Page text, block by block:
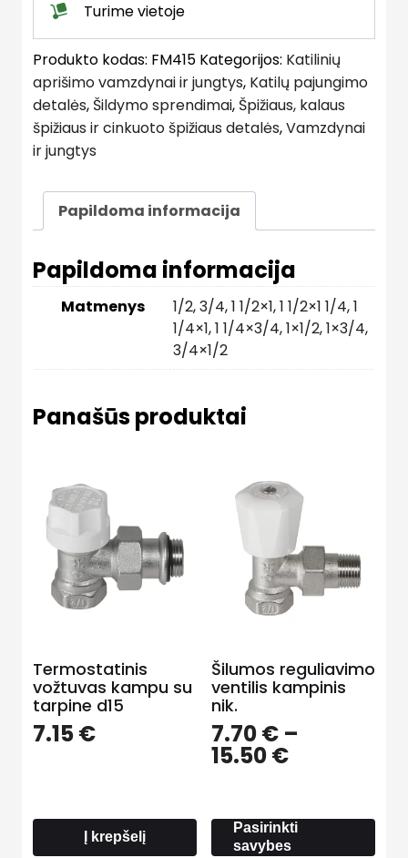
Turime vietoje
Produkto kodas: FM415 Kategorijos: Katilinių
aprišimo vamzdynai ir jungtys, Katilų pajungimo
detalės, Šildymo sprendimai, Špižiaus, kalaus
špižiaus ir cinkuoto špižiaus detalės,Vamzdynai
ir jungtys
Papildoma informacija
Papildoma informacija
Matmenys 1/2,3/4,1 1/2×1,1 1/2×1 1/4,1
1/4×1,1 1/4×3/4,1×1/2,1×3/4,
3/4×1/2
Panašūs produktai
Termostatinis
vožtuvas kampu su
tarpine d15
7.15€
Į krepšelį
Šilumos reguliavimo
ventilis kampinis
nik.
7.70€ –
15.50€Price
through
15.50 €
Pasirinkti
savybes